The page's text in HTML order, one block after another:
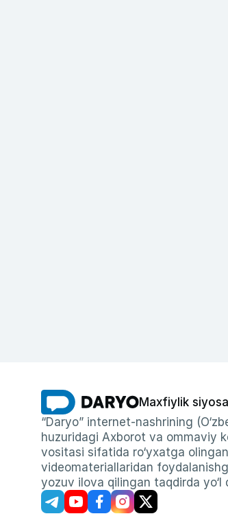
Maxfiylik
“Daryo” internet-nashrining
huzuridagi Axborot va ommaviy
vositasi sifatida ro‘yxatga
videomateriallaridan
yozuv ilova qilingan taqdirda yo‘l